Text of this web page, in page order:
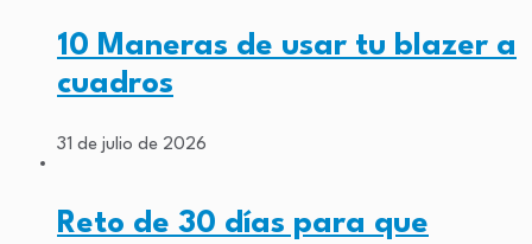
10 Maneras de usar tu blazer a
cuadros
31 de julio de 2026
Reto de 30 días para que